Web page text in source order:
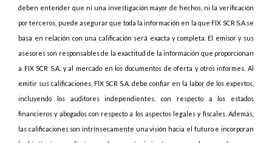
deben entender que ni una investigación mayor de hechos, ni la verificación
por terceros, puede asegurar que toda la información en la que FIX SCR S.A.se
basa en relación con una calificación será exacta y completa. El emisor y sus
asesores son responsables de la exactitud de la información que proporcionan
a FIX SCR S.A. y al mercado en los documentos de oferta y otros informes. Al
emitir sus calificaciones, FIX SCR S.A. debe confiar en la labor de los expertos,
incluyendo los auditores independientes, con respecto a los estados
financieros y abogados con respecto a los aspectos legales y fiscales. Además,
las calificaciones son intrínsecamente una visión hacia el futuro e incorporan